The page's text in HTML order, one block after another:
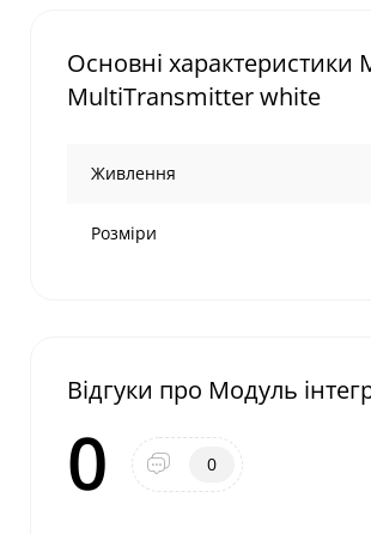
Основні характеристики
MultiTransmitter white
Живлення
Розміри
Відгуки про Модуль
0 0